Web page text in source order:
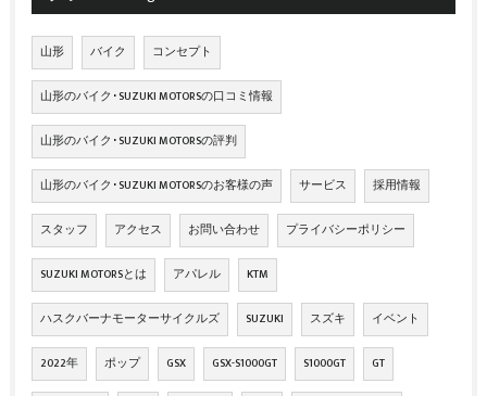
山形 バイク コンセプト
山形のバイク･SUZUKI MOTORSの口コミ情報
山形のバイク･SUZUKI MOTORSの評判
山形のバイク･SUZUKI MOTORSのお客様の声 サービス 採用情報
スタッフ アクセス お問い合わせ プライバシーポリシー
SUZUKI MOTORSとは アパレル KTM
ハスクバーナモーターサイクルズ SUZUKI スズキ イベント
2022年 ポップ GSX GSX-S1000GT S1000GT GT